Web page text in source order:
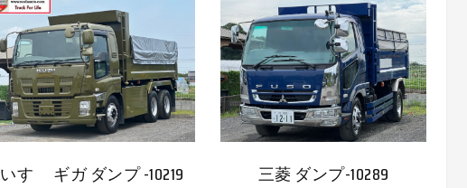
いすゞ ギガ ダンプ -10219 三菱 ダンプ-10289